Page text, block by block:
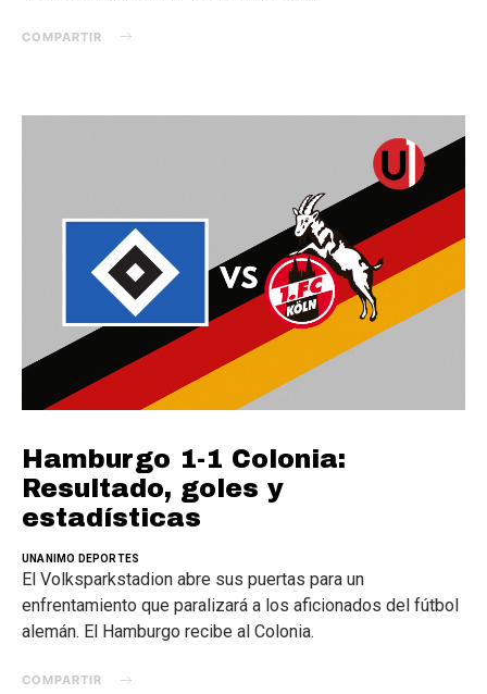
COMPARTIR
Hamburgo 1-1 Colonia:
Resultado, goles y
estadísticas
UNANIMO DEPORTES
El Volksparkstadion abre sus puertas para un
enfrentamiento que paralizará a los aficionados del fútbol
alemán. El Hamburgo recibe al Colonia.
COMPARTIR